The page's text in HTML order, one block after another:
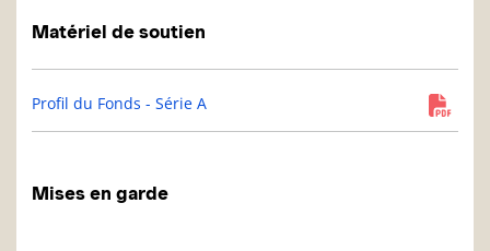
Matériel de soutien
Profil du Fonds - Série A
Mises en garde